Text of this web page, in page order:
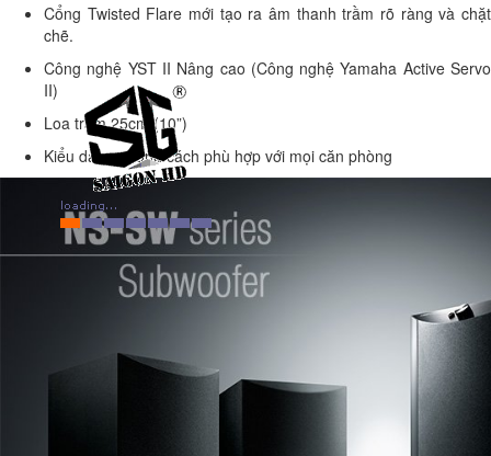
Cổng Twisted Flare mới tạo ra âm thanh trầm rõ ràng và chặt
chẽ.
Công nghệ YST II Nâng cao (Công nghệ Yamaha Active Servo
II)
Loa trầm 25cm (10”)
Kiểu dáng phong cách phù hợp với mọi căn phòng